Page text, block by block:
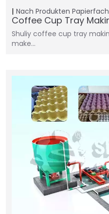
Nach Produkten
Coffee Cup Tray
Shuliy coffee cup tray
make…